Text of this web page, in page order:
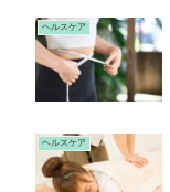
ヘルスケア
ヘルスケア